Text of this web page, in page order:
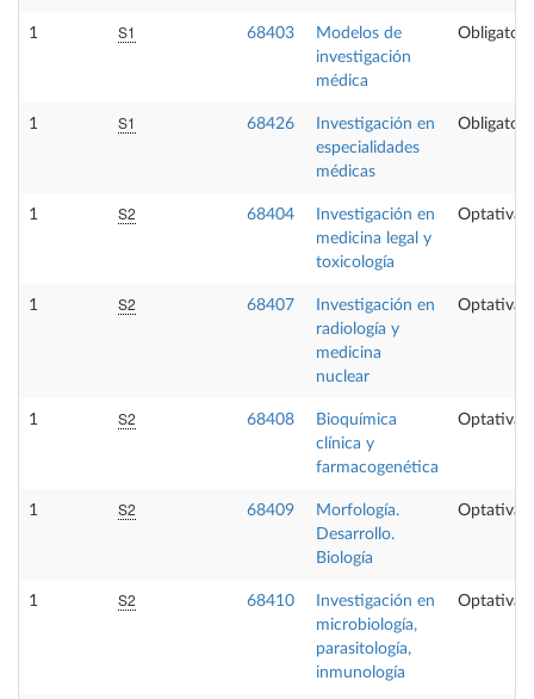
1 S1 68403
Modelos de
investigación
médica
1 S1 68426
Investigación en
especialidades
médicas
1 S2 68404
Investigación en
medicina legal y
toxicología
Optativa
1 S2 68407
Investigación en
radiología y
medicina
nuclear
Optativa
1 S2 68408
Bioquímica
clínica y
farmacogenética
Optativa
1 S2 68409
Morfología.
Desarrollo.
Biología
Optativa
1 S2 68410
Investigación en
microbiología,
parasitología,
inmunología
Optativa